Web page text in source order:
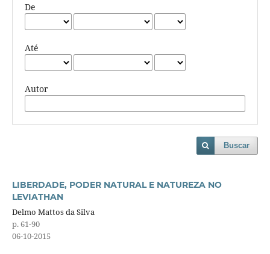
De
Até
Autor
Buscar
LIBERDADE, PODER NATURAL E NATUREZA NO
LEVIATHAN
Delmo Mattos da Silva
p. 61-90
06-10-2015